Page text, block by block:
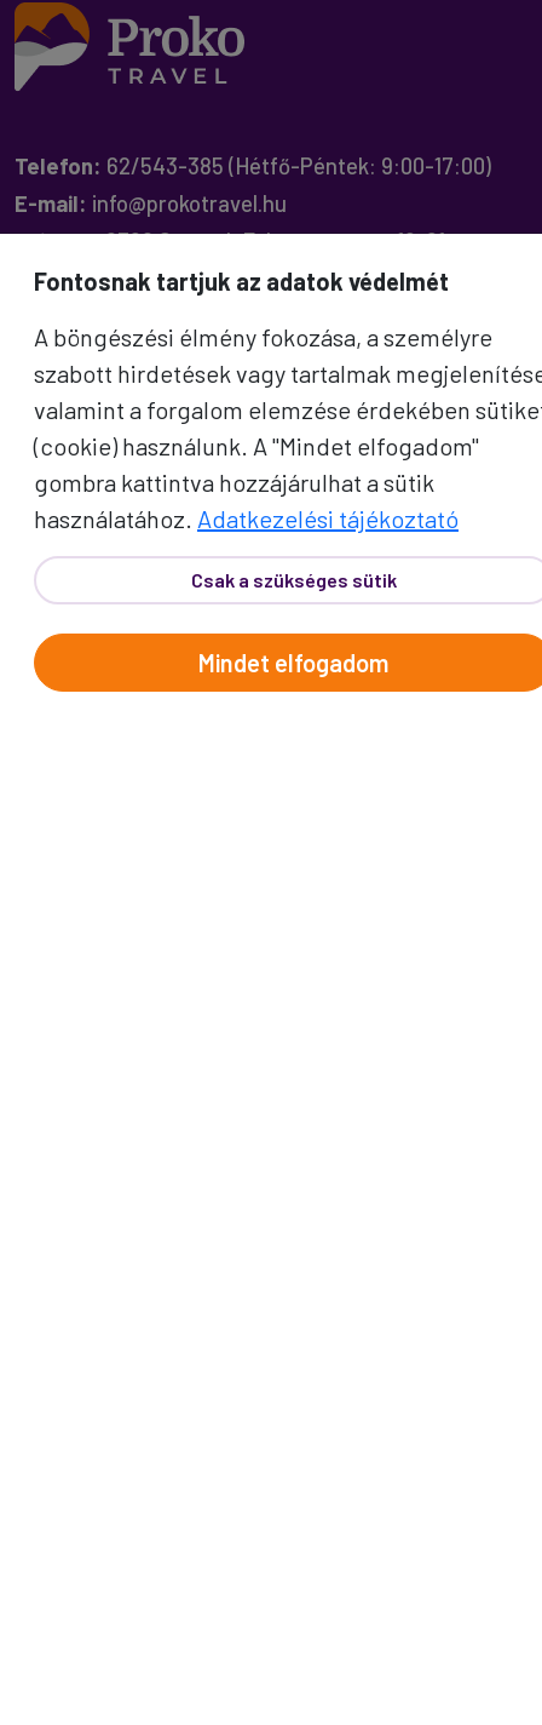
Telefon: 62/543-385 (Hétfő-Péntek: 9:00-17:00)
E-mail: info@prokotravel.hu
Főiroda:6720 Szeged, Feketesas utca 19-21.
Budapest:1137, Katona József u. 14.
ÚTICÉLOK
Afrika Amerika
Ausztrália és Óceánia Ázsia
Alpok országai Balkán
Brit-szigetek Dél-Európa
Fontosnak tartjuk az adatok védelmét
A böngészési élmény fokozása, a személyre
szabott hirdetések vagy tartalmak
valamint a forgalom elemzése érdekében
(cookie) használunk. A "Mindet elfogadom"
gombra kattintva hozzájárulhat a sütik
használatához. Adatkezelési tájékoztató
Csak a szükséges sütik
Mindet elfogadom